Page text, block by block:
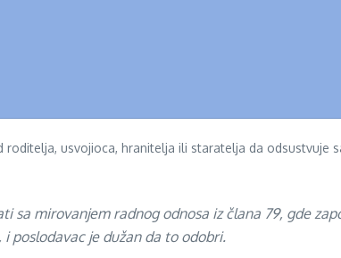
usvojioca, hranitelja ili staratelja da odsustvuje
sa mirovanjem radnog odnosa iz člana 79, gde
poslodavac je dužan da to odobri.